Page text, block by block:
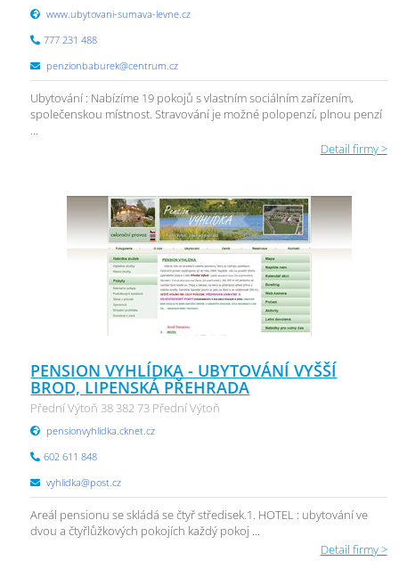
www.ubytovani-sumava-levne.cz
777 231 488
penzionbaburek@centrum.cz
Ubytování : Nabízíme 19 pokojů s vlastním sociálním zařízením,
společenskou místnost. Stravování je možné polopenzí, plnou penzí
...
Detail firmy >
PENSION VYHLÍDKA - UBYTOVÁNÍ VYŠŠÍ
BROD, LIPENSKÁ PŘEHRADA
Přední Výtoň 38 382 73 Přední Výtoň
pensionvyhlidka.cknet.cz
602 611 848
vyhlidka@post.cz
Areál pensionu se skládá se čtyř středisek.1. HOTEL : ubytování ve
dvou a čtyřlůžkových pokojích každý pokoj ...
Detail firmy >